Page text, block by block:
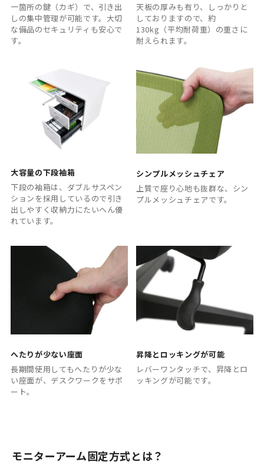
一箇所の鍵（カギ）で、引き出
しの集中管理が可能です。大切
な備品のセキュリティも安心で
す。
天板の厚みも有り、しっかりと
しておりますので、約
130kg（平均耐荷重）の重さに
耐えられます。
大容量の下段袖箱
下段の袖箱は、ダブルサスペン
ションを採用しているので引き
出しやすく収納力にたいへん優
れています。
シンプルメッシュチェア
上質で座り心地も抜群な、シン
プルメッシュチェアです。
へたりが少ない座面
長期間使用してもへたりが少な
い座面が、デスクワークをサポ
ート。
昇降とロッキングが可能
レバーワンタッチで、昇降とロ
ッキングが可能です。
モニターアーム固定方式とは？